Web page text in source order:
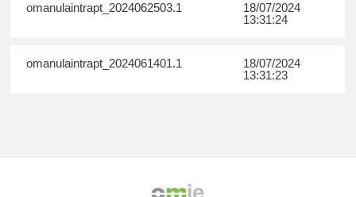
omanulaintrapt_2024062503.1
18/07/2024
13:31:24
omanulaintrapt_2024061401.1
18/07/2024
13:31:23